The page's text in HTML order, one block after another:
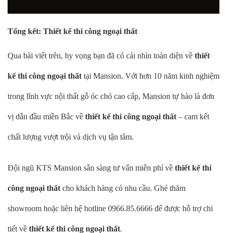
Tổng kết: Thiết kế thi công ngoại thất
Qua bài viết trên, hy vọng bạn đã có cái nhìn toàn diện về thiết
kế thi công ngoại thất tại Mansion. Với hơn 10 năm kinh nghiệm
trong lĩnh vực nội thất gỗ óc chó cao cấp, Mansion tự hào là đơn
vị dẫn đầu miền Bắc về thiết kế thi công ngoại thất – cam kết
chất lượng vượt trội và dịch vụ tận tâm.
Đội ngũ KTS Mansion sẵn sàng tư vấn miễn phí về thiết kế thi
công ngoại thất cho khách hàng có nhu cầu. Ghé thăm
showroom hoặc liên hệ hotline 0966.85.6666 để được hỗ trợ chi
tiết về thiết kế thi công ngoại thất.